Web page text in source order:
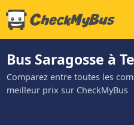
Bus Saragosse à
Comparez entre toutes les
meilleur prix sur CheckMyBus